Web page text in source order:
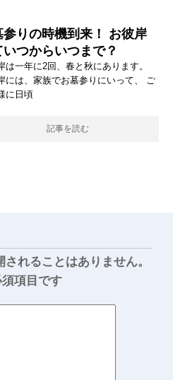
参りの時機到来！ お彼岸
いつからいつまで？
は一年に2回、春と秋にあります。
には、家族でお墓参りにいって、 ご
に日頃
記事を読む
れることはありません。
項目です